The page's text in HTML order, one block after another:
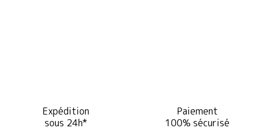
Expédition
sous 24h*
Paiement
100% sécurisé